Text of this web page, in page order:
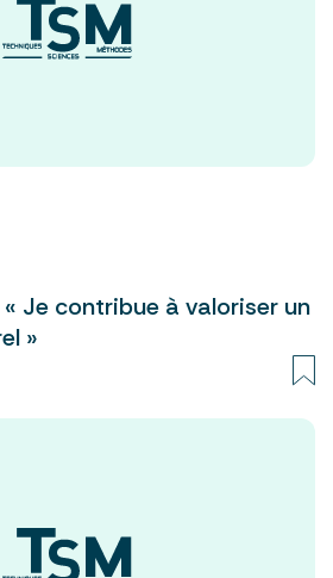
Je contribue à valoriser un
»